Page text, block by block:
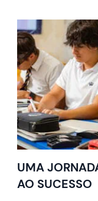
UMA
AO SUCESSO